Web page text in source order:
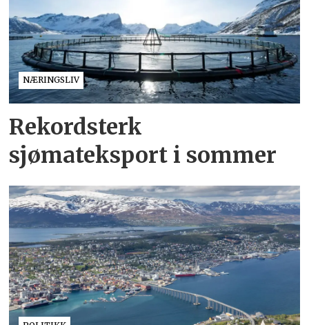
NÆRINGSLIV
Rekordsterk
sjømateksport i sommer